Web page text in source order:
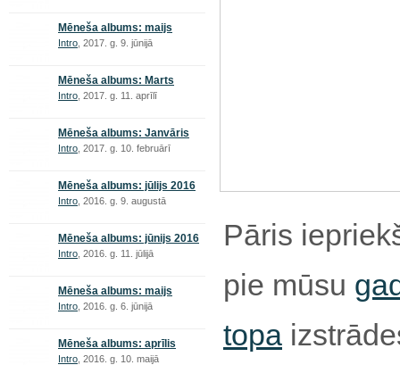
Mēneša albums: maijs
Intro , 2017. g. 9. jūnijā
Mēneša albums: Marts
Intro , 2017. g. 11. aprīlī
Mēneša albums: Janvāris
Intro , 2017. g. 10. februārī
Mēneša albums: jūlijs 2016
Intro , 2016. g. 9. augustā
Mēneša albums: jūnijs 2016
Intro , 2016. g. 11. jūlijā
Mēneša albums: maijs
Intro , 2016. g. 6. jūnijā
Mēneša albums: aprīlis
Intro , 2016. g. 10. maijā
Pāris
pie mūsu
topa